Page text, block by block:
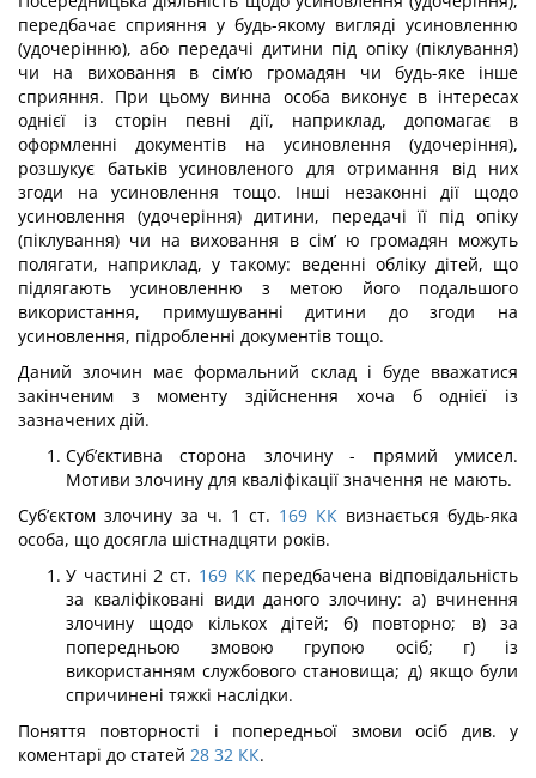
передбачає сприяння у будь-якому вигляді усиновленню
(удочерінню), або передачі дитини під опіку (пі­клування)
чи на виховання в сім’ю громадян чи будь-яке інше
сприяння. При цьому винна особа виконує в інтересах
однієї із сторін певні дії, наприклад, допомагає в
оформленні документів на усиновлення (удочеріння),
розшукує батьків усиновле­ного для отримання від них
згоди на усиновлення тощо. Інші незаконні дії щодо
усиновлення (удочеріння) дитини, передачі її під опіку
(піклування) чи на виховання в сім’ ю громадян можуть
полягати, наприклад, у такому: веденні обліку дітей, що
підлягають усиновленню з метою його подальшого
використання, примушуванні дитини до згоди на
усиновлення, підробленні документів тощо.
Даний злочин має формальний склад і буде вважатися
закінченим з моменту здій­снення хоча б однієї із
зазначених дій.
Суб’єктивна сторона злочину - прямий умисел.
Мотиви злочину для кваліфі­кації значення не мають.
Суб’єктом злочину за ч. 1 ст. 169 КК визнається будь-яка
особа, що досягла шіст­надцяти років.
У частині 2 ст. 169 ККпередбачена відповідальність
за кваліфіковані види да­ного злочину: а) вчинення
злочину щодо кількох дітей; б) повторно; в) за
попередньою змовою групою осіб; г) із
використанням службового становища; д) якщо були
спри­чинені тяжкі наслідки.
Поняття повторності і попередньої змови осіб див. у
коментарі до статей 28 32 КК.